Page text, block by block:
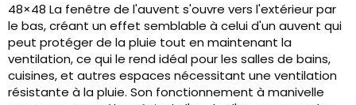
48×48 La fenêtre de l'auvent s'ouvre vers l'extérieur par
le bas, créant un effet semblable à celui d'un auvent qui
peut protéger de la pluie tout en maintenant la
ventilation, ce qui le rend idéal pour les salles de bains,
cuisines, et autres espaces nécessitant une ventilation
résistante à la pluie. Son fonctionnement à manivelle